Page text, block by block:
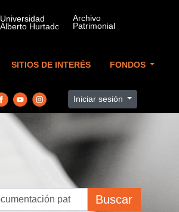
SITIOS DE INTERÉS FONDOS
Iniciar sesión
Buscar